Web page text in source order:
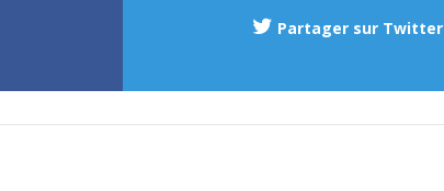
Partager sur Twitter